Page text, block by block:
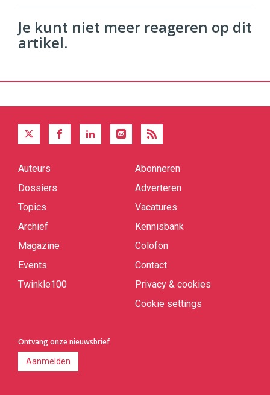
Je kunt niet meer reageren op dit
artikel.
Quick
Auteurs
Dossiers
Topics
Archief
Magazine
Events
Twinkle100
Abonneren
Adverteren
Vacatures
Kennisbank
Colofon
Contact
Privacy & cookies
Cookie settings
Ontvang onze nieuwsbrief
Aanmelden